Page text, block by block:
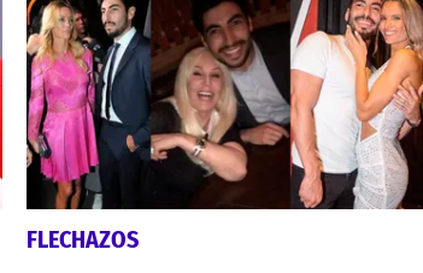
FLECHAZOS